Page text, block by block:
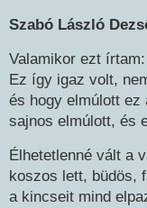
Szabó László
Valamikor ezt
Ez így igaz volt,
és hogy elmúlott ez
sajnos elmúlott, és
Élhetetlenné vált a
koszos lett, büdös,
a kincseit mind